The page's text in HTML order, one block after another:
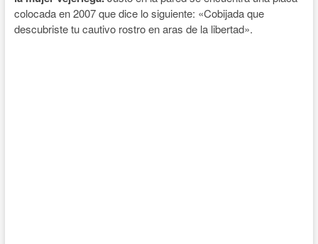
colocada en 2007 que dice lo siguiente: «Cobijada que
descubriste tu cautivo rostro en aras de la libertad».